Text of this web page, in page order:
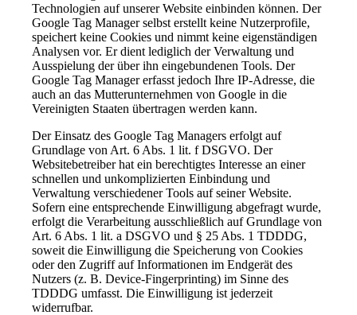
Technologien auf unserer Website einbinden können. Der
Google Tag Manager selbst erstellt keine Nutzerprofile,
speichert keine Cookies und nimmt keine eigenständigen
Analysen vor. Er dient lediglich der Verwaltung und
Ausspielung der über ihn eingebundenen Tools. Der
Google Tag Manager erfasst jedoch Ihre IP-Adresse, die
auch an das Mutterunternehmen von Google in die
Vereinigten Staaten übertragen werden kann.
Der Einsatz des Google Tag Managers erfolgt auf
Grundlage von Art. 6 Abs. 1 lit. f DSGVO. Der
Websitebetreiber hat ein berechtigtes Interesse an einer
schnellen und unkomplizierten Einbindung und
Verwaltung verschiedener Tools auf seiner Website.
Sofern eine entsprechende Einwilligung abgefragt wurde,
erfolgt die Verarbeitung ausschließlich auf Grundlage von
Art. 6 Abs. 1 lit. a DSGVO und § 25 Abs. 1 TDDDG,
soweit die Einwilligung die Speicherung von Cookies
oder den Zugriff auf Informationen im Endgerät des
Nutzers (z. B. Device-Fingerprinting) im Sinne des
TDDDG umfasst. Die Einwilligung ist jederzeit
widerrufbar.